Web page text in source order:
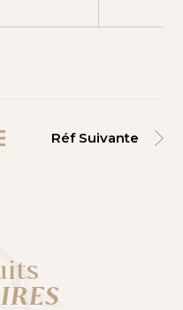
Réf Suivante